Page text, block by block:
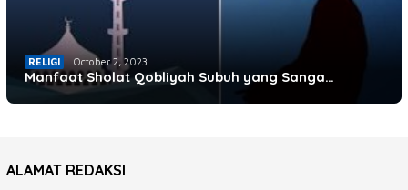
RELIGI October 2, 2023
Manfaat Sholat Qobliyah Subuh yang Sanga…
ALAMAT REDAKSI